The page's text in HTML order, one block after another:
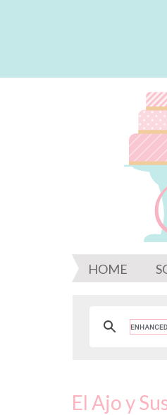
HOME
El Ajo y